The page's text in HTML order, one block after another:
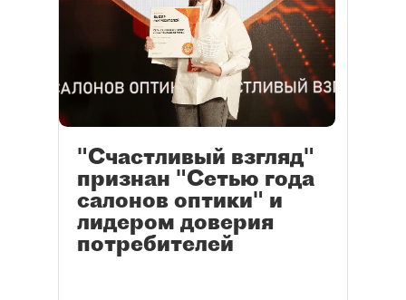
"Счастливый взгляд"
признан "Сетью года
салонов оптики" и
лидером доверия
потребителей